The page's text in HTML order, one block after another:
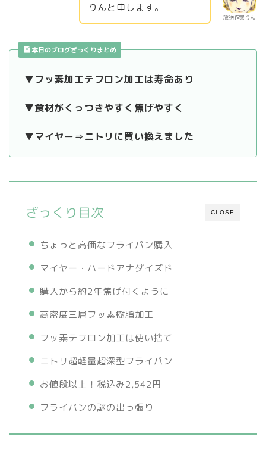
放送作家りん
りんと申します。
本日のブログざっくりまとめ
▼フッ素加工テフロン加工は寿命あり
▼食材がくっつきやすく焦げやすく
▼マイヤー⇒ニトリに買い換えました
CLOSE
ざっくり目次
ちょっと高価なフライパン購入
マイヤー・ハードアナダイズド
購入から約2年焦げ付くように
高密度三層フッ素樹脂加工
フッ素テフロン加工は使い捨て
ニトリ超軽量超深型フライパン
お値段以上！税込み2,542円
フライパンの謎の出っ張り